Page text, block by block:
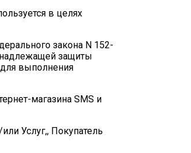
в целях
закона N 152-
защиты
выполнения
магазина SMS и
Услуг,, Покупатель